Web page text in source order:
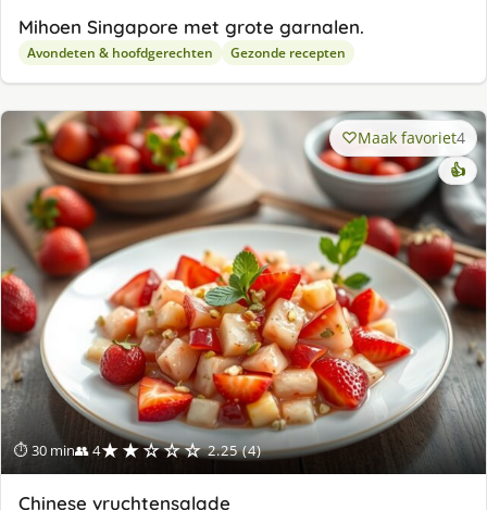
Mihoen Singapore met grote garnalen.
Avondeten & hoofdgerechten Gezonde recepten
⏱ 30 min👥 4★★☆☆☆ 2.25 (4)
Maak favoriet4
👍
Chinese vruchtensalade